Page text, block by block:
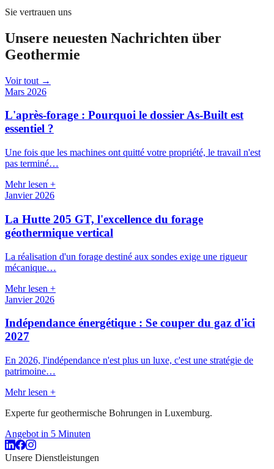
Sie vertrauen uns
Unsere neuesten Nachrichten über
Geothermie
Voir tout →
Mars 2026
L'après-forage : Pourquoi le dossier As-Built est
essentiel ?
Une fois que les machines ont quitté votre propriété, le travail n'est
pas terminé…
Mehr lesen +
Janvier 2026
La Hutte 205 GT, l'excellence du forage
géothermique vertical
La réalisation d'un forage destiné aux sondes exige une rigueur
mécanique…
Mehr lesen +
Janvier 2026
Indépendance énergétique : Se couper du gaz d'ici
2027
En 2026, l'indépendance n'est plus un luxe, c'est une stratégie de
patrimoine…
Mehr lesen +
Experte fur geothermische Bohrungen in Luxemburg.
Angebot in 5 Minuten
Unsere Dienstleistungen